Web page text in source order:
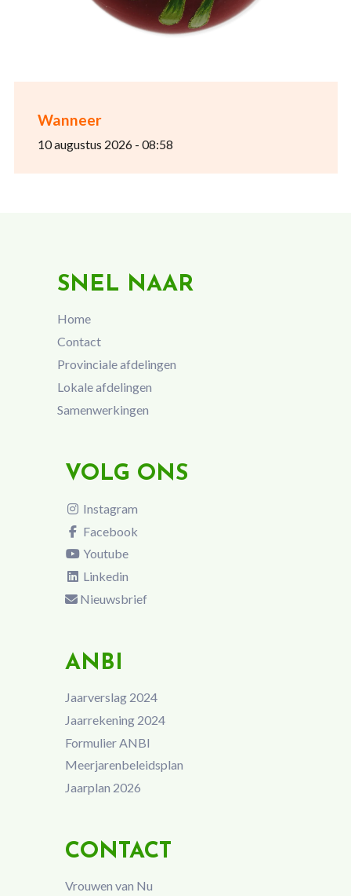
Wanneer
10 augustus 2026 - 08:58
SNEL NAAR
Home
Contact
Provinciale afdelingen
Lokale afdelingen
Samenwerkingen
VOLG ONS
Instagram
Facebook
Youtube
Linkedin
Nieuwsbrief
ANBI
Jaarverslag 2024
Jaarrekening 2024
Formulier ANBI
Meerjarenbeleidsplan
Jaarplan 2026
CONTACT
Vrouwen van Nu